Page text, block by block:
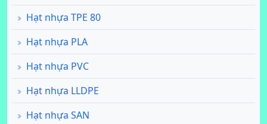
Hạt nhựa TPE 80
Hạt nhựa PLA
Hạt nhựa PVC
Hạt nhựa LLDPE
Hạt nhựa SAN